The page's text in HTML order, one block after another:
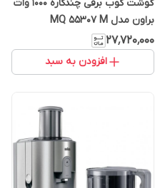
گوشت کوب برقی چندکاره 1000 وات
براون مدل MQ 55307 M
۲۷٬۷۲۰٬۰۰۰
افزودن به سبد